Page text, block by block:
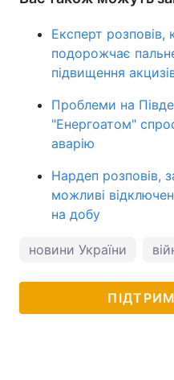
Експерт розповів,
подорожчає
підвищення
Проблеми на
"Енергоатом"
аварію
Нардеп розповів,
можливі
на добу
новини України